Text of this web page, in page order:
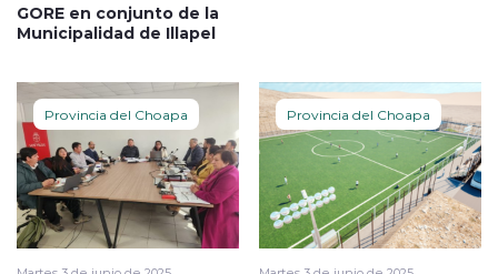
GORE en conjunto de la
Municipalidad de Illapel
Provincia del Choapa Provincia del Choapa